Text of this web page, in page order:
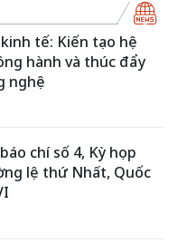
tế: Kiến tạo hệ
hành và thúc đẩy
nghệ
chí số 4, Kỳ họp
lệ thứ Nhất, Quốc